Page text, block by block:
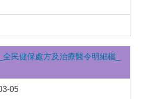
全民健保處方及治療醫令明細檔_
05